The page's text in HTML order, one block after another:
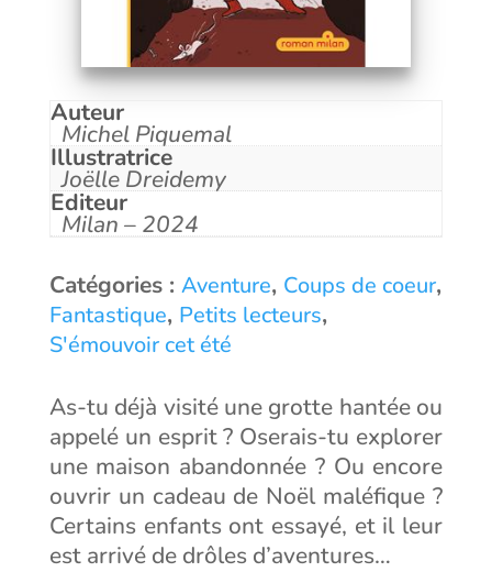
Auteur
Michel Piquemal
Illustratrice
Joëlle Dreidemy
Editeur
Milan – 2024
Catégories : Aventure, Coups de coeur,
Fantastique, Petits lecteurs,
S'émouvoir cet été
As-tu déjà visité une grotte hantée ou
appelé un esprit ? Oserais-tu explorer
une maison abandonnée ? Ou encore
ouvrir un cadeau de Noël maléfique ?
Certains enfants ont essayé, et il leur
est arrivé de drôles d’aventures…